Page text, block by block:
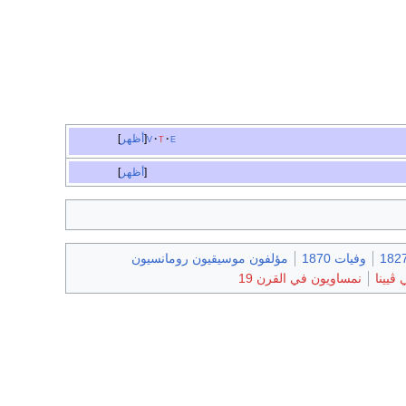
أظهر v t e
أظهر
وفيات 1870
مؤلفون موسيقيون رومانسيون
نمساويون في القرن 19